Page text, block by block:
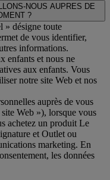
NOUS AUPRES DE
?
» désigne toute
de vous identifier,
informations.
enfants et nous ne
aux enfants. Vous
notre site Web et nos
auprès de vous
Web »), lorsque vous
achetez un produit Le
et Outlet ou
marketing. En
les données